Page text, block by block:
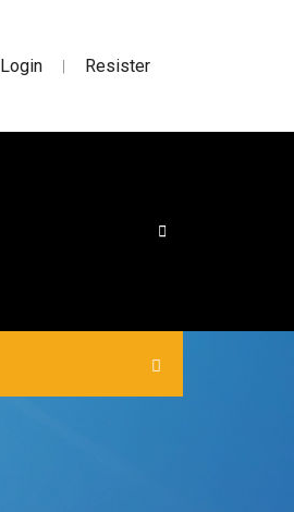
Login | Resister